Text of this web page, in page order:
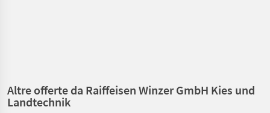
Altre offerte da Raiffeisen Winzer GmbH Kies und
Landtechnik